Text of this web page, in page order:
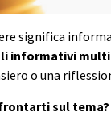
significa
informativi
o una
sul tema?